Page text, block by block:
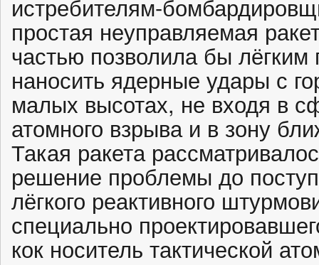
истребителям-
простая неуправляемая
частью позволила бы
наносить ядерные удары с
малых высотах, не входя в
атомного взрыва и в зону
Такая ракета
решение проблемы до
лёгкого реактивного
специально
кок носитель тактической